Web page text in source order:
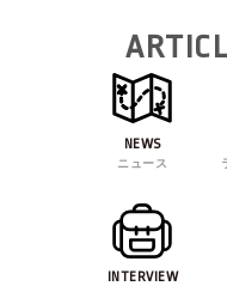
NEWS
ニュース
INTERVIEW